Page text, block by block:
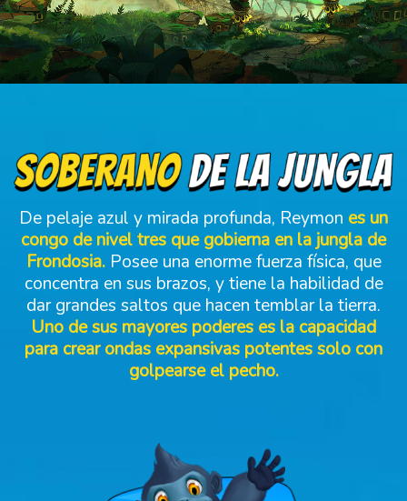
De pelaje azul y mirada profunda, Reymon es un
congo de nivel tres que gobierna en la jungla de
Frondosia.Posee una enorme fuerza física, que
concentra en sus brazos, y tiene la habilidad de
dar grandes saltos que hacen temblar la tierra.
Uno de sus mayores poderes es la capacidad
para crear ondas expansivas potentes solo con
golpearse el pecho.